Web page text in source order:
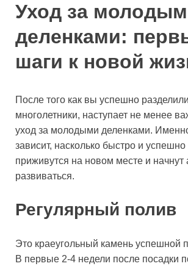
Уход за
деленками:
шаги к новой
После того как вы успешно
многолетники, наступает не менее
уход за молодыми деленками.
зависит, насколько быстро и успешно
приживутся на новом месте и начнут
развиваться.
Регулярный полив
Это краеугольный камень успешной
В первые 2-4 недели после посадки